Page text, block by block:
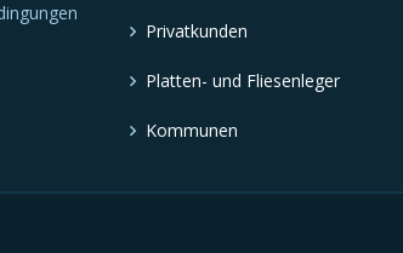
Privatkunden
Platten- und Fliesenleger
Kommunen